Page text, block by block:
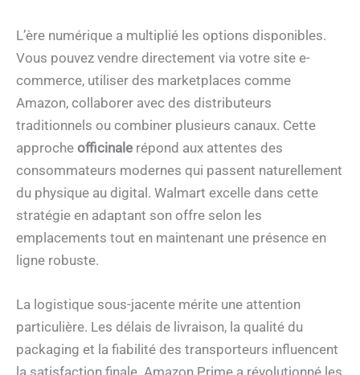
L’ère numérique a multiplié les options disponibles.
Vous pouvez vendre directement via votre site e-
commerce, utiliser des marketplaces comme
Amazon, collaborer avec des distributeurs
traditionnels ou combiner plusieurs canaux. Cette
approche officinale répond aux attentes des
consommateurs modernes qui passent naturellement
du physique au digital. Walmart excelle dans cette
stratégie en adaptant son offre selon les
emplacements tout en maintenant une présence en
ligne robuste.
La logistique sous-jacente mérite une attention
particulière. Les délais de livraison, la qualité du
packaging et la fiabilité des transporteurs influencent
la satisfaction finale. Amazon Prime a révolutionné les